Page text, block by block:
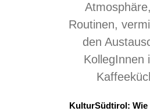
Routinen,
den
KollegInnen
KulturSüdtirol: Wie